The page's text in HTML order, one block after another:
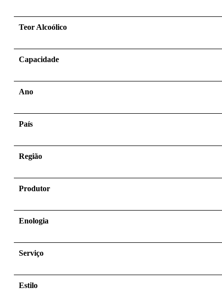
Teor Alcoólico
Capacidade
Ano
País
Região
Produtor
Enologia
Serviço
Estilo